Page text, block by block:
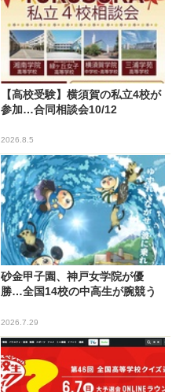
【高校受験】横須賀の私立4校が
参加…合同相談会10/12
2026.8.5
砂金甲子園、神戸女学院が優
勝…全国14校の中高生が腕競う
2026.7.29